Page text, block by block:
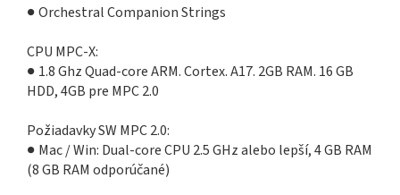
● Orchestral Companion Strings
CPU MPC-X:
● 1.8 Ghz Quad-core ARM. Cortex. A17. 2GB RAM. 16 GB
HDD, 4GB pre MPC 2.0
Požiadavky SW MPC 2.0:
● Mac / Win: Dual-core CPU 2.5 GHz alebo lepší, 4 GB RAM
(8 GB RAM odporúčané)